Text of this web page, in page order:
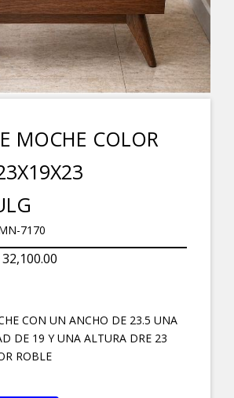
MOCHE COLOR
7170
CON UN ANCHO DE 23.5 UNA
DE 19 Y UNA ALTURA DRE 23
ROBLE